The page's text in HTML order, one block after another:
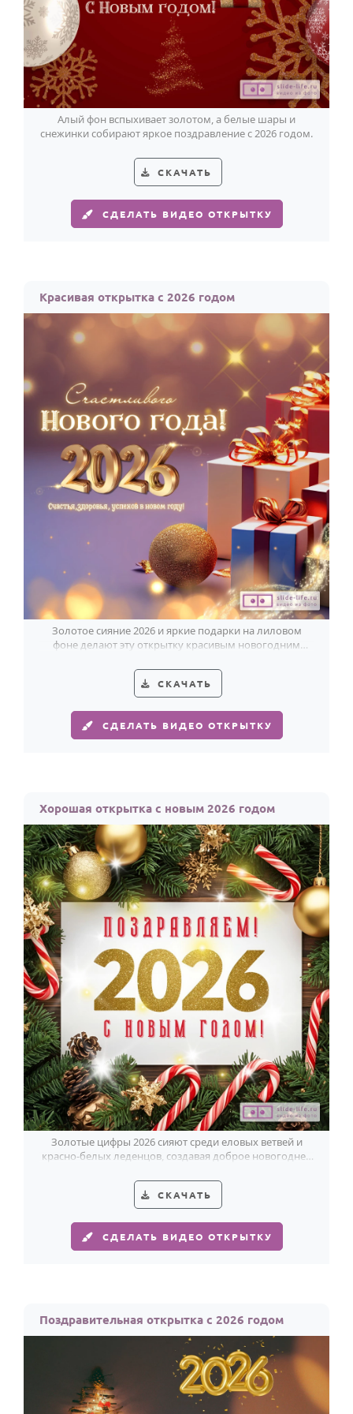
По годам
Алый фон вспыхивает золотом, а белые шары и
снежинки собирают яркое поздравление с 2026 годом.
СКАЧАТЬ
СДЕЛАТЬ ВИДЕО ОТКРЫТКУ
Красивая открытка с 2026 годом
Золотое сияние 2026 и яркие подарки на лиловом
фоне делают эту открытку красивым новогодним
СКАЧАТЬ
СДЕЛАТЬ ВИДЕО ОТКРЫТКУ
Хорошая открытка с новым 2026 годом
Золотые цифры 2026 сияют среди еловых ветвей и
красно-белых леденцов, создавая доброе новогоднее
СКАЧАТЬ
СДЕЛАТЬ ВИДЕО ОТКРЫТКУ
Поздравительная открытка с 2026 годом